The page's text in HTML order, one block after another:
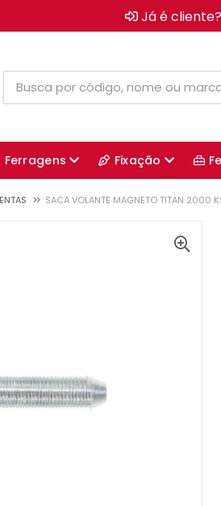
Já é
Ferragens Fixação
SACA VOLANTE MAGNETO TITAN 2000